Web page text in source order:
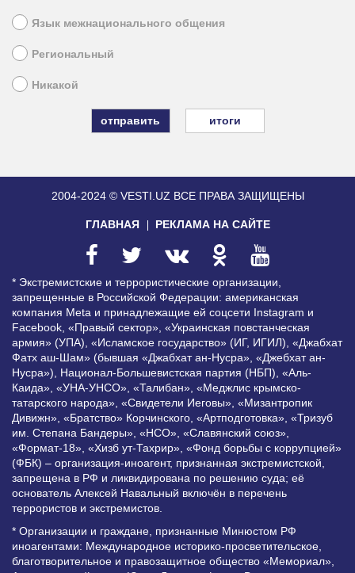
Язык межнационального общения
Региональный
Никакой
итоги
2004-2024 © VESTI.UZ ВСЕ ПРАВА ЗАЩИЩЕНЫ
ГЛАВНАЯ РЕКЛАМА НА САЙТЕ
* Экстремистские и террористические организации,
запрещенные в Российской Федерации: американская
компания Meta и принадлежащие ей соцсети Instagram и
Facebook, «Правый сектор», «Украинская повстанческая
армия» (УПА), «Исламское государство» (ИГ, ИГИЛ), «Джабхат
Фатх аш-Шам» (бывшая «Джабхат ан-Нусра», «Джебхат ан-
Нусра»), Национал-Большевистская партия (НБП), «Аль-
Каида», «УНА-УНСО», «Талибан», «Меджлис крымско-
татарского народа», «Свидетели Иеговы», «Мизантропик
Дивижн», «Братство» Корчинского, «Артподготовка», «Тризуб
им. Степана Бандеры», «НСО», «Славянский союз»,
«Формат-18», «Хизб ут-Тахрир», «Фонд борьбы с коррупцией»
(ФБК) – организация-иноагент, признанная экстремистской,
запрещена в РФ и ликвидирована по решению суда; её
основатель Алексей Навальный включён в перечень
террористов и экстремистов.
* Организации и граждане, признанные Минюстом РФ
иноагентами: Международное историко-просветительское,
благотворительное и правозащитное общество «Мемориал»,